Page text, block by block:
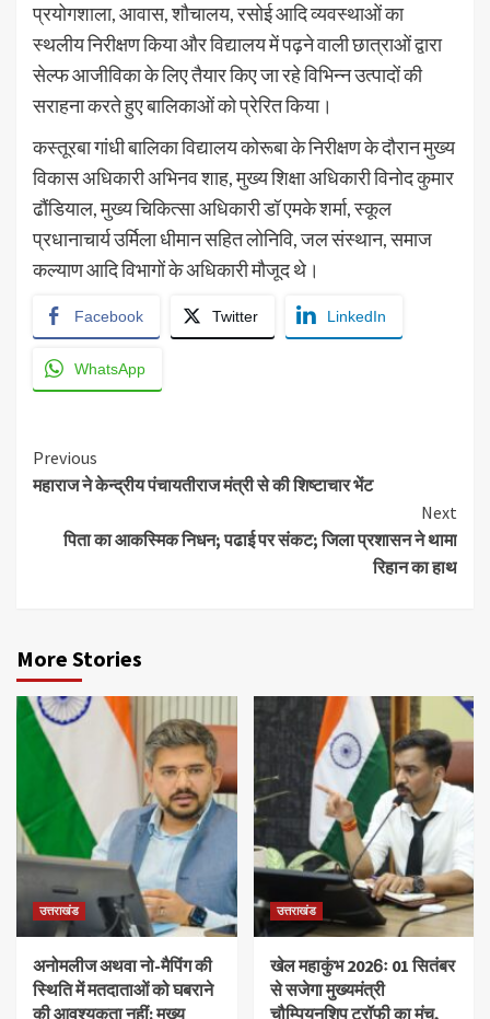
प्रयोगशाला, आवास, शौचालय, रसोई आदि व्यवस्थाओं का
स्थलीय निरीक्षण किया और विद्यालय में पढ़ने वाली छात्राओं द्वारा
सेल्फ आजीविका के लिए तैयार किए जा रहे विभिन्न उत्पादों की
सराहना करते हुए बालिकाओं को प्रेरित किया।
कस्तूरबा गांधी बालिका विद्यालय कोरूबा के निरीक्षण के दौरान मुख्य
विकास अधिकारी अभिनव शाह, मुख्य शिक्षा अधिकारी विनोद कुमार
ढौंडियाल, मुख्य चिकित्सा अधिकारी डॉ एमके शर्मा, स्कूल
प्रधानाचार्य उर्मिला धीमान सहित लोनिवि, जल संस्थान, समाज
कल्याण आदि विभागों के अधिकारी मौजूद थे।
Facebook Twitter LinkedIn
WhatsApp
Continue
Reading
Previous
महाराज ने केन्द्रीय पंचायतीराज मंत्री से की शिष्टाचार भेंट
Next
पिता का आकस्मिक निधन; पढाई पर संकट; जिला प्रशासन ने थामा
रिहान का हाथ
More Stories
उत्तराखंड
अनोमलीज अथवा नो-मैपिंग की
स्थिति में मतदाताओं को घबराने
की आवश्यकता नहीं: मुख्य
उत्तराखंड
खेल महाकुंभ 2026ः 01 सितंबर
से सजेगा मुख्यमंत्री
चौम्पियनशिप ट्रॉफी का मंच,